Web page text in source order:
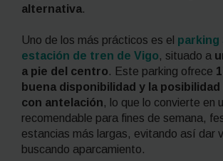
alternativa.
Uno de los más prácticos es el parking
estación de tren de Vigo, situado a
a pie del centro. Este parking ofrece
buena disponibilidad y la
con antelación, lo que lo convierte en
recomendable para fines de semana,
estancias más largas, evitando así dar
buscando aparcamiento.